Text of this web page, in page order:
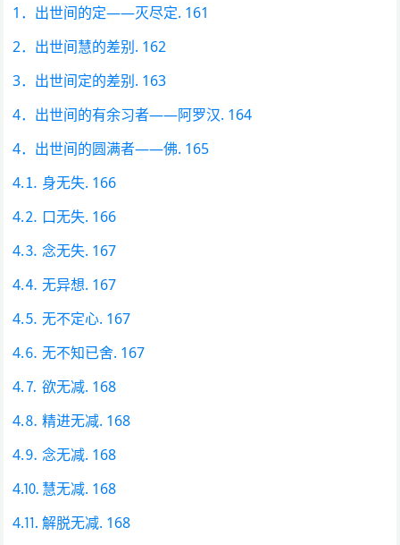
1．出世间的定——灭尽定. 161
2．出世间慧的差别. 162
3．出世间定的差别. 163
4．出世间的有余习者——阿罗汉. 164
4．出世间的圆满者——佛. 165
4.⒈ 身无失. 166
4.⒉ 口无失. 166
4.⒊ 念无失. 167
4.⒋ 无异想. 167
4.⒌ 无不定心. 167
4.⒍ 无不知已舍. 167
4.⒎ 欲无减. 168
4.⒏ 精进无减. 168
4.⒐ 念无减. 168
4.⒑ 慧无减. 168
4.⒒ 解脱无减. 168